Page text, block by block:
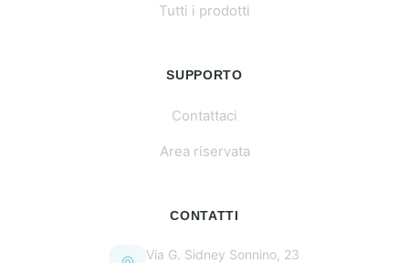
Tutti i prodotti
SUPPORTO
Contattaci
Area riservata
CONTATTI
Via G. Sidney Sonnino, 23